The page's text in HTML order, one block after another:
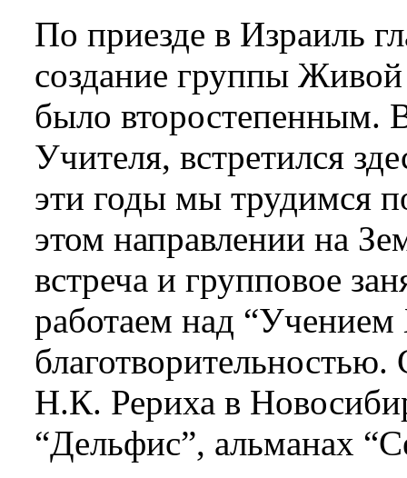
По приезде в Израиль
создание группы
было второстепенным.
Учителя, встретился
эти годы мы трудимся
этом направлении на
встреча и групповое
работаем над
Н.К. Рериха в
“Дельфис”, альманах